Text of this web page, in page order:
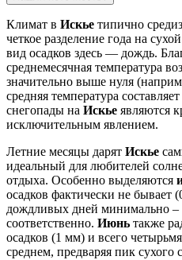
Климат в Искье типично
четкое разделение года на
вид осадков здесь — дождь.
среднемесячная температура
значительно выше нуля
средняя температура
снегопады на Искье являются
исключительным явлением.
Летние месяцы дарят Искье
идеальный для любителей
отдыха. Особенно выделяются
осадков фактически не бывает
дождливых дней минимально –
соответственно. Июнь также
осадков (1 мм) и всего
среднем, предваряя пик сухого